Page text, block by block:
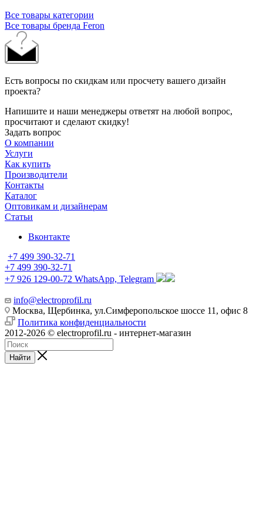
Все товары категории
Все товары бренда Feron
Есть вопросы по скидкам или просчету вашего дизайн
проекта?
Напишите и наши менеджеры ответят на любой вопрос,
просчитают и сделают скидку!
Задать вопрос
О компании
Услуги
Как купить
Производители
Контакты
Каталог
Оптовикам и дизайнерам
Статьи
Вконтакте
+7 499 390-32-71
+7 499 390-32-71
+7 926 129-00-72 WhatsApp, Telegram
info@electroprofil.ru
Москва, Щербинка, ул.Симферопольское шоссе 11, офис 8
Политика конфиденциальности
2012-2026 © electroprofil.ru - интернет-магазин
Найти